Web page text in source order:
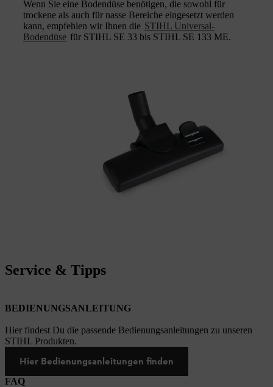
Wenn Sie eine Bodendüse benötigen, die sowohl für
trockene als auch für nasse Bereiche eingesetzt werden
kann, empfehlen wir Ihnen die STIHL Universal-
Bodendüse für STIHL SE 33 bis STIHL SE 133 ME.
Service & Tipps
BEDIENUNGSANLEITUNG
Hier findest Du die passende Bedienungsanleitungen zu unseren
STIHL Produkten.
Hier Bedienungsanleitungen finden
FAQ